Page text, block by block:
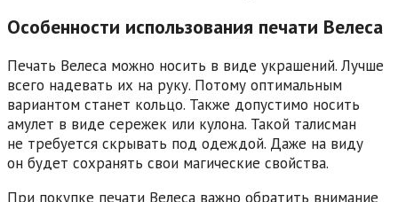
Особенности использования печати Велеса
Печать Велеса можно носить в виде украшений. Лучше
всего надевать их на руку. Потому оптимальным
вариантом станет кольцо. Также допустимо носить
амулет в виде сережек или кулона. Такой талисман
не требуется скрывать под одеждой. Даже на виду
он будет сохранять свои магические свойства.
При покупке печати Велеса важно обратить внимание